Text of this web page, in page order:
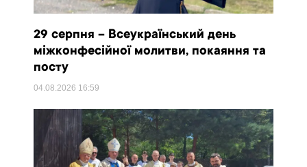
29 серпня – Всеукраїнський день
міжконфесійної молитви, покаяння та
посту
04.08.2026 16:59